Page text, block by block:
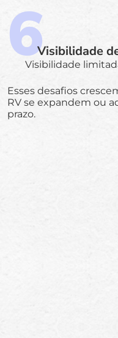
Visibilidade
Visibilidade
Esses desafios
RV se expandem ou
prazo.